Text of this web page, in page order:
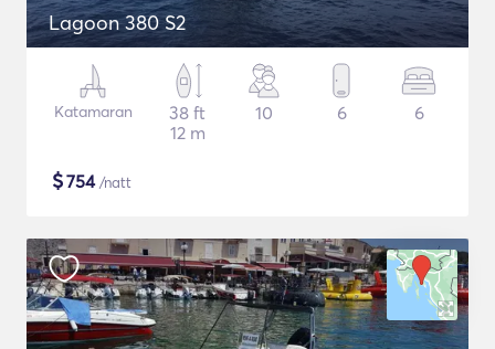
Lagoon 380 S2
Katamaran
38 ft
12 m
10 6 6
$754/natt